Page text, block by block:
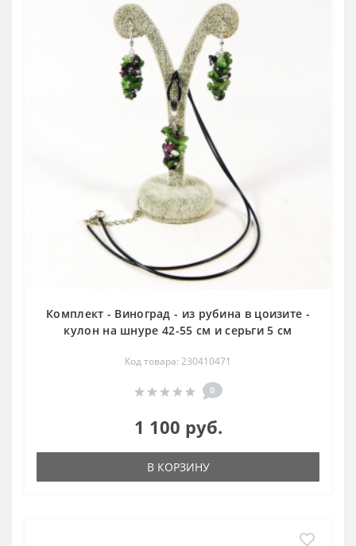
Комплект - Виноград - из рубина в цоизите -
кулон на шнуре 42-55 см и серьги 5 см
Код товара: 230410471
0
1 100 руб.
В КОРЗИНУ